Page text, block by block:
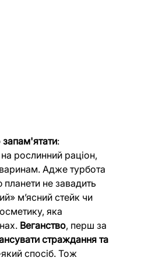
:
рослинний раціон,
Адже турбота
не завадить
м’ясний стейк чи
яка
Веганство, перш за
страждання та
спосіб. Тож